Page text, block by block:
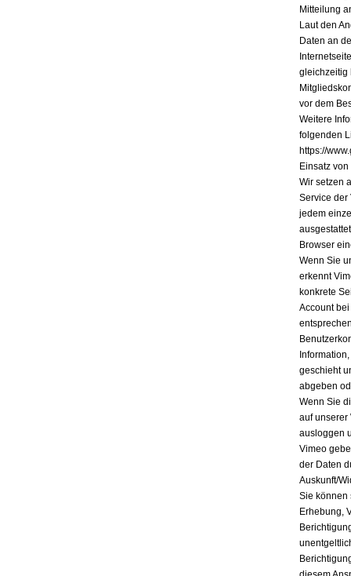
Mitteilung
Laut den
Daten an
gleichzeitig
vor dem
Weitere
folgenden
https://
Einsatz
Wir setzen
Service der
jedem
Browser
Wenn Sie
erkennt
konkrete
Account
geschieht
abgeben
Wenn Sie
auf unserer
ausloggen
Vimeo
der Daten
Auskunft/
Sie können
Erhebung,